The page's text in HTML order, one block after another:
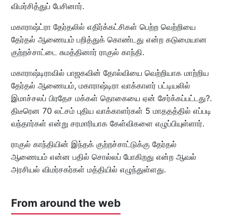
விமர்சித்துப் பேசினார்.
மகாராஷ்ட்ரா தேர்தலில் எதிர்க்கட்சிகள் பெற்ற வெற்றியை
தேர்தல் ஆணையம் பறித்துக் கொண்டது என்ற கடுமையான
குற்றச்சாட்டை சுமத்தினார் ராகுல் காந்தி.
மகாராஷ்டிராவில் பாஜகவின் தோல்வியை வெற்றியாக மாற்றிய
தேர்தல் ஆணையம், மகாராஷ்டிரா வாக்காளர் பட்டியலில்
இமாச்சலப் பிரதேச மக்கள் தொகையை ஏன் சேர்க்கப்பட்டது?.
திடீரென 70 லட்சம் புதிய வாக்காளர்கள் 5 மாததத்தில் எப்படி
வந்தார்கள் என்று சரமாரியாக கேள்விகளை எழுப்பியுள்ளார்.
ராகுல் காந்தியின் இந்தக் குற்றச்சாட்டுக்கு தேர்தல்
ஆணையம் என்ன பதில் சொல்லப் போகிறது என்ற ஆவல்
அரசியல் விமர்சகர்கள் மத்தியில் எழுந்துள்ளது.
From around the web